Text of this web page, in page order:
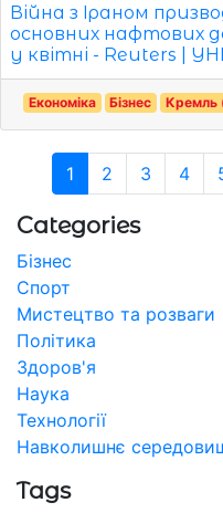
Війна з Іраном
основних нафтових
у квітні - Reuters |
Економіка Бізнес Кремль
1 2 3 4
Categories
Бізнес
Спорт
Мистецтво та розваги
Політика
Здоров'я
Наука
Технології
Навколишнє
Tags